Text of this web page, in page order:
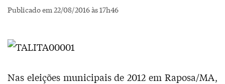
Publicado em 22/08/2016 às 17h46
Nas eleições municipais de 2012 em Raposa/MA,